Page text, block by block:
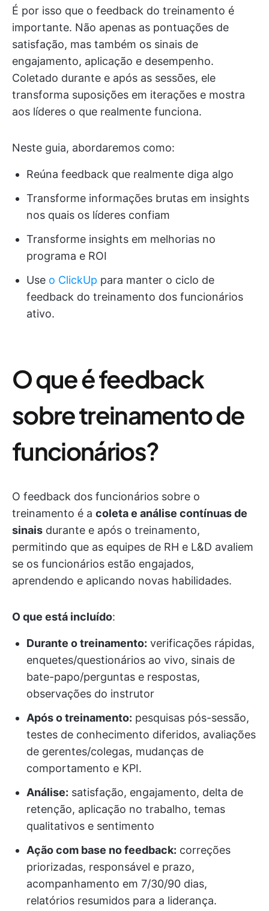
É por isso que o feedback do treinamento é
importante. Não apenas as pontuações de
satisfação, mas também os sinais de
engajamento, aplicação e desempenho.
Coletado durante e após as sessões, ele
transforma suposições em iterações e mostra
aos líderes o que realmente funciona.
Neste guia, abordaremos como:
Reúna feedback que realmente diga algo
Transforme informações brutas em insights
nos quais os líderes confiam
Transforme insights em melhorias no
programa e ROI
Use o ClickUp para manter o ciclo de
feedback do treinamento dos funcionários
ativo.
O que é feedback
sobre treinamento de
funcionários?
O feedback dos funcionários sobre o
treinamento é a coleta e análise contínuas de
sinais durante e após o treinamento,
permitindo que as equipes de RH e L&D avaliem
se os funcionários estão engajados,
aprendendo e aplicando novas habilidades.
O que está incluído:
Durante o treinamento: verificações rápidas,
enquetes/questionários ao vivo, sinais de
bate-papo/perguntas e respostas,
observações do instrutor
Após o treinamento: pesquisas pós-sessão,
testes de conhecimento diferidos, avaliações
de gerentes/colegas, mudanças de
comportamento e KPI.
Análise: satisfação, engajamento, delta de
retenção, aplicação no trabalho, temas
qualitativos e sentimento
Ação com base no feedback: correções
priorizadas, responsável e prazo,
acompanhamento em 7/30/90 dias,
relatórios resumidos para a liderança.